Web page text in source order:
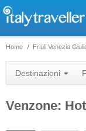
Home Friuli Venezia
Destinazioni
Venzone: